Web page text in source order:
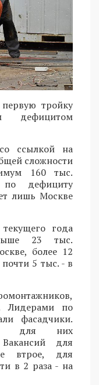
тройку
дефицитом
ссылкой на
сложности
160 тыс.
по дефициту
лишь Москве
года
23 тыс.
более 12
5 тыс. - в
Лидерами по
фасадчики.
для них
для
втрое, для
в 2 раза - на